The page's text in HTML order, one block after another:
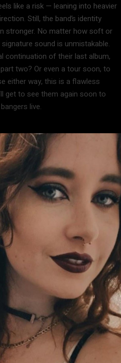
like a risk — leaning into heavier
Still, the band’s identity
stronger. No matter how soft or
sound is unmistakable.
continuation of their last album,
two? Or even a tour soon, to
either way, this is a flawless
get to see them again soon to
live.